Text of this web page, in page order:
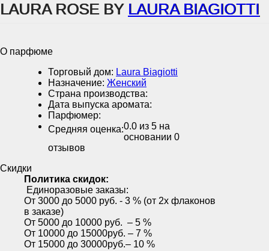
LAURA ROSE BY LAURA BIAGIOTTI
О парфюме
Торговый дом: Laura Biagiotti
Назначение: Женский
Страна производства:
Дата выпуска аромата:
Парфюмер:
Средняя оценка:0.0 из 5 на
основании 0
отзывов
Скидки
Политика скидок:
Единоразовые заказы:
От 3000 до 5000 руб. - 3 % (от 2х флаконов
в заказе)
От 5000 до 10000 руб. – 5 %
От 10000 до 15000руб. – 7 %
От 15000 до 30000руб.– 10 %